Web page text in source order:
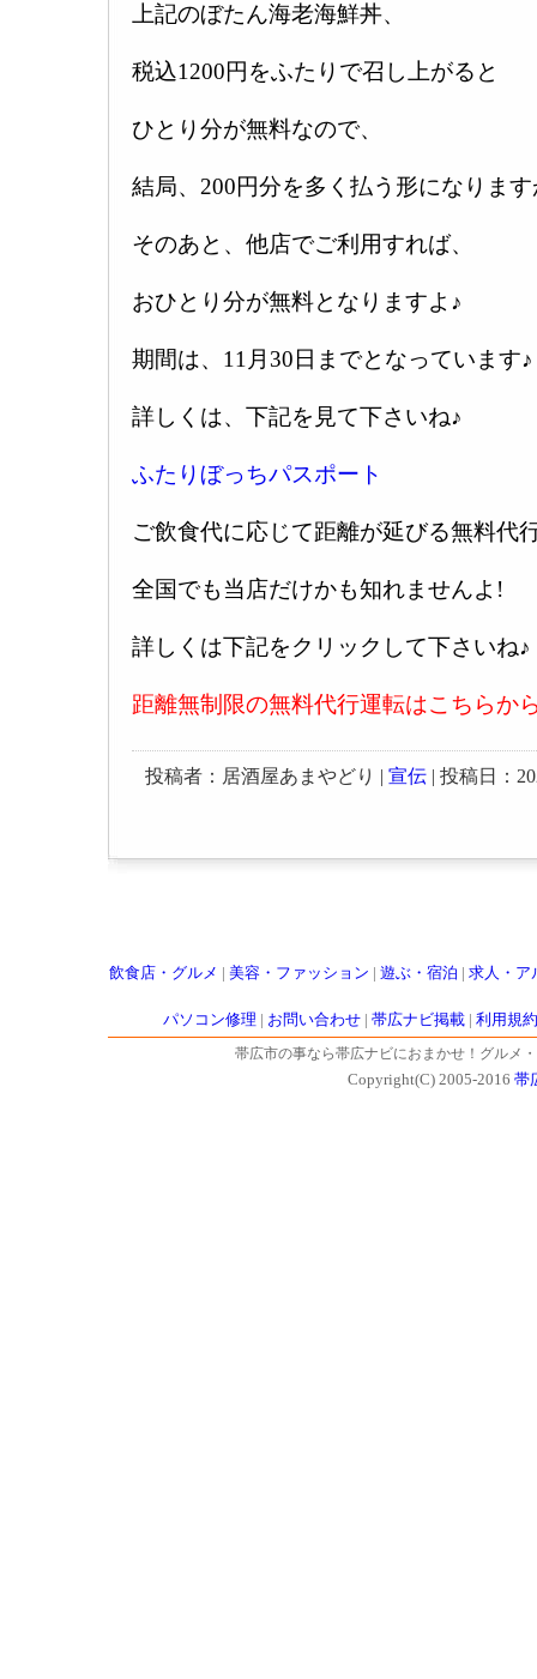
上記のぼたん海老海鮮丼、
税込1200円をふたりで召し上がると
ひとり分が無料なので、
結局、200円分を多く払う形になりま
そのあと、他店でご利用すれば、
おひとり分が無料となりますよ♪
期間は、11月30日までとなっています♪
詳しくは、下記を見て下さいね♪
ふたりぼっちパスポート
ご飲食代に応じて距離が延びる無料代
全国でも当店だけかも知れませんよ!
詳しくは下記をクリックして下さいね♪
距離無制限の無料代行運転はこちらか
投稿者：居酒屋あまやどり | 宣伝 | 投稿日：
飲食店・グルメ 美容・ファッション 遊ぶ・宿泊 求人・ア
パソコン修理 お問い合わせ| 帯広ナビ掲載| 利用規約
帯広市の事なら帯広ナビにおまかせ！グルメ
Copyright(C) 2005-2016 帯